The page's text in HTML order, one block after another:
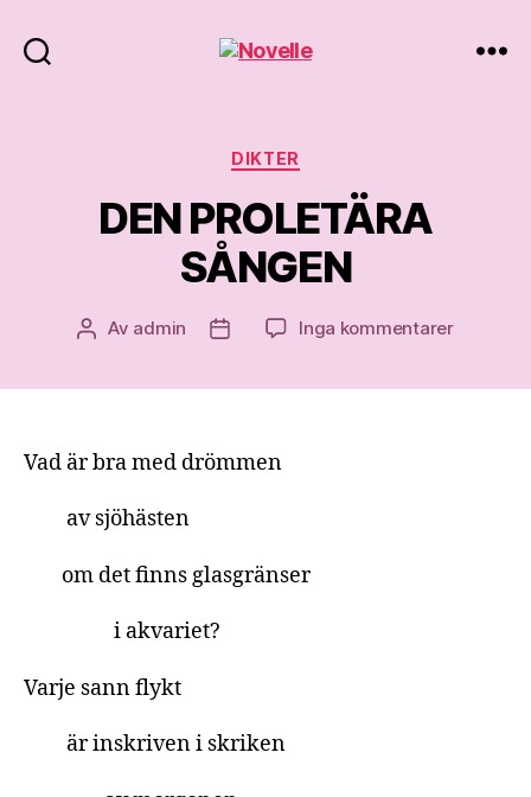
Kategorier
DIKTER
DEN PROLETÄRA
SÅNGEN
Inläggsförfattare
Av admin InläggsdatumInga kommentarertill
Vad är bra med drömmen
av sjöhästen
om det finns glasgränser
i akvariet?
Varje sann flykt
är inskriven i skriken